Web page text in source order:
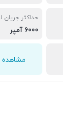
حداکثر جریان
6000 آمپر
مشاهده